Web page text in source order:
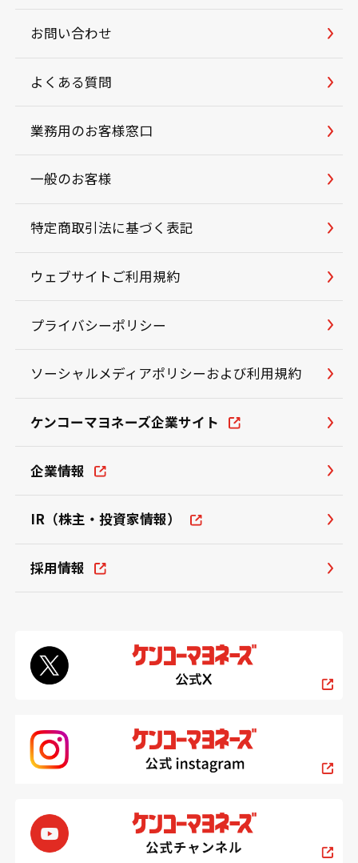
お問い合わせ
よくある質問
業務用のお客様窓口
一般のお客様
特定商取引法に基づく表記
ウェブサイトご利用規約
プライバシーポリシー
ソーシャルメディアポリシーおよび利用規約
ケンコーマヨネーズ企業サイト
企業情報
IR（株主・投資家情報）
採用情報